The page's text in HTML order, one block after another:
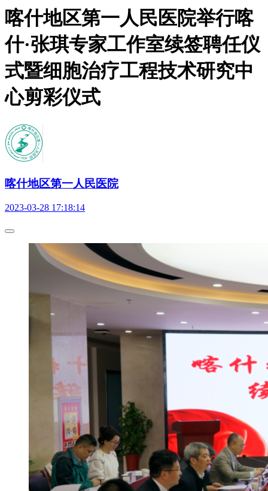
喀什地区第一人民医院举行喀
什·张琪专家工作室续签聘任仪
式暨细胞治疗工程技术研究中
心剪彩仪式
喀什地区第一人民医院
2023-03-28 17:18:14